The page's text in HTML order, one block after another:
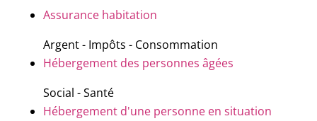
Assurance habitation
Argent - Impôts - Consommation
Hébergement des personnes âgées
Social - Santé
Hébergement d'une personne en situation